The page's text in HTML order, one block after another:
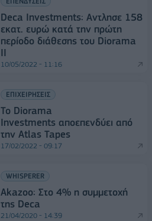
Deca Investments: Αντλησε 158
εκατ. ευρώ κατά την πρώτη
περίοδο διάθεσης του Diorama
II
10/05/2022 - 11:16
ΕΠΙΧΕΙΡΗΣΕΙΣ
Το Diorama
Investments αποεπενδύει από
την Atlas Tapes
17/02/2022 - 09:17
WHISPERER
Akazoo: Στο 4% η συμμετοχή
της Deca
21/04/2020 - 14:39